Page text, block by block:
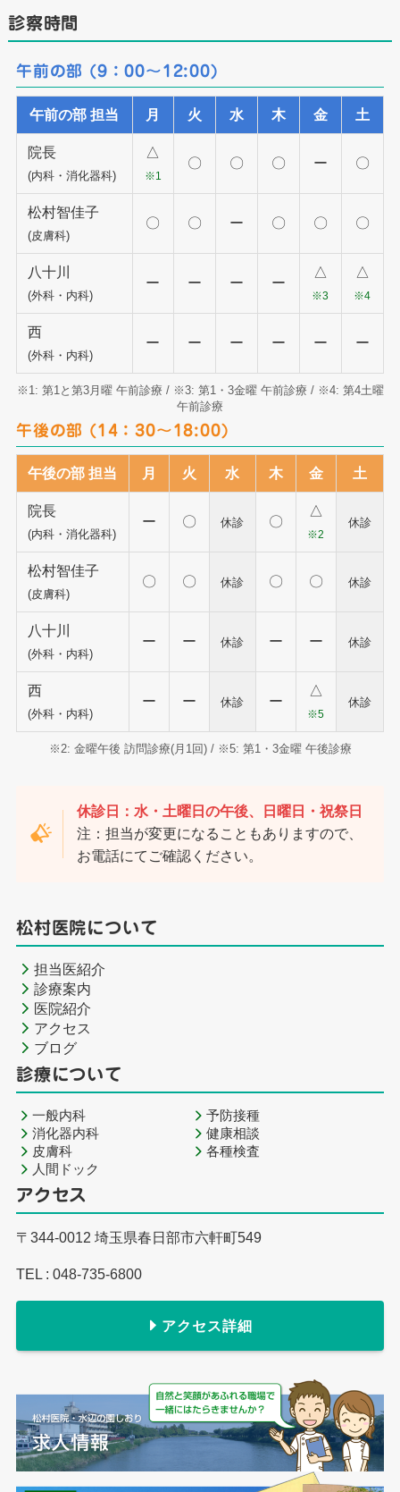
診察時間
午前の部 (9：00～12:00)
午前の部 担当 月 火 水 木 金 土
院長
(内科・消化器科)
△
※1
〇 〇 〇 ー 〇
松村智佳子
(皮膚科)
〇 〇 ー 〇 〇 〇
八十川
(外科・内科)
ー ー ー ー
△
※3
△
※4
西
(外科・内科)
ー ー ー ー ー ー
※1: 第1と第3月曜 午前診療 / ※3: 第1・3金曜 午前診療 / ※4: 第4土曜
午前診療
午後の部 (14：30～18:00)
午後の部 担当 月 火 水 木 金 土
院長
(内科・消化器科)
ー 〇 休診 〇
△
※2
休診
松村智佳子
(皮膚科)
〇 〇 休診 〇 〇 休診
八十川
(外科・内科)
ー ー 休診 ー ー 休診
西
(外科・内科)
ー ー 休診 ー
△
※5
休診
※2: 金曜午後 訪問診療(月1回) / ※5: 第1・3金曜 午後診療
休診日：水・土曜日の午後、日曜日・祝祭日
注：担当が変更になることもありますので、
お電話にてご確認ください。
松村医院について
担当医紹介
診療案内
医院紹介
アクセス
ブログ
診療について
一般内科
消化器内科
皮膚科
人間ドック
予防接種
健康相談
各種検査
アクセス
〒344-0012 埼玉県春日部市六軒町549
TEL : 048-735-6800
アクセス詳細